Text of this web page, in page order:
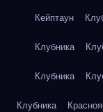
Кейптаун
Клубника
Клубника
Клубника